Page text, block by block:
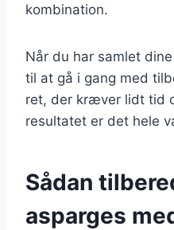
kombination.
Når du har samlet
til at gå i gang med
ret, der kræver lidt tid
resultatet er det hele
Sådan
asparges